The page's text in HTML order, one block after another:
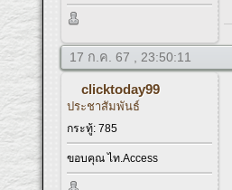
17 ก.ค. 67 , 23:50:11
clicktoday99
ประชาสัมพันธ์
กระทู้: 785
ขอบคุณ ไท.Access